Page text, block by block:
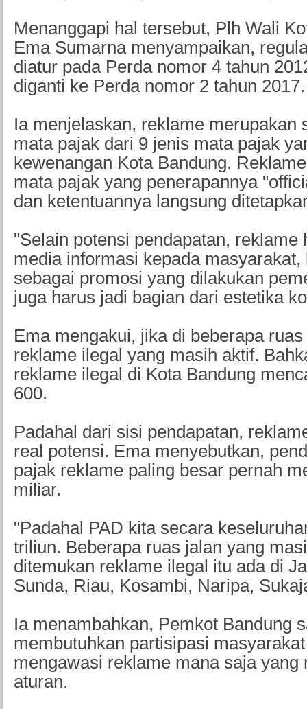
Menanggapi hal tersebut, Plh Wali
Ema Sumarna menyampaikan,
diatur pada Perda nomor 4 tahun
diganti ke Perda nomor 2 tahun
Ia menjelaskan, reklame merupakan
mata pajak dari 9 jenis mata pajak
kewenangan Kota Bandung.
mata pajak yang penerapannya
dan ketentuannya langsung
"Selain potensi pendapatan, reklame
media informasi kepada masyarakat,
sebagai promosi yang dilakukan
juga harus jadi bagian dari estetika
Ema mengakui, jika di beberapa
reklame ilegal yang masih aktif.
reklame ilegal di Kota Bandung
600.
Padahal dari sisi pendapatan,
real potensi. Ema menyebutkan,
pajak reklame paling besar pernah
miliar.
"Padahal PAD kita secara
triliun. Beberapa ruas jalan yang
ditemukan reklame ilegal itu ada di
Sunda, Riau, Kosambi, Naripa,
Ia menambahkan, Pemkot Bandung
membutuhkan partisipasi
mengawasi reklame mana saja yang
aturan.